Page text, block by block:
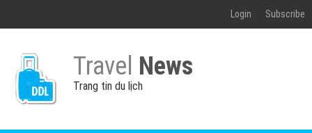
Login Subscribe
Travel News
Trang tin du lịch